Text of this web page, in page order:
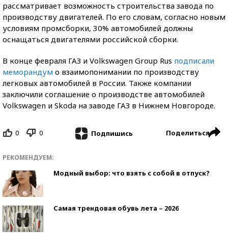
рассматривает возможность строительства завода по
производству двигателей. По его словам, согласно новым
условиям промсборки, 30% автомобилей должны
оснащаться двигателями российской сборки.
В конце февраля ГАЗ и Volkswagen Group Rus подписали
меморандум о взаимопонимании по производству
легковых автомобилей в России. Также компании
заключили соглашение о производстве автомобилей
Volkswagen и Skoda на заводе ГАЗ в Нижнем Новгороде.
0 0 Подпишись Поделиться
РЕКОМЕНДУЕМ:
Модный выбор: что взять с собой в отпуск?
Самая трендовая обувь лета – 2026